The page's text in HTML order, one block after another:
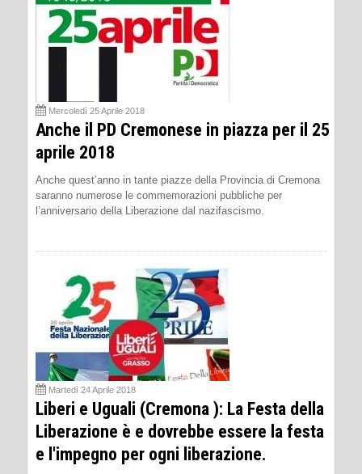
Mercoledì 25 Aprile 2018
Anche il PD Cremonese in piazza per il 25
aprile 2018
Anche quest’anno in tante piazze della Provincia di Cremona
saranno numerose le commemorazioni pubbliche per
l’anniversario della Liberazione dal nazifascismo.
Martedì 24 Aprile 2018
Liberi e Uguali (Cremona ): La Festa della
Liberazione è e dovrebbe essere la festa
e l'impegno per ogni liberazione.